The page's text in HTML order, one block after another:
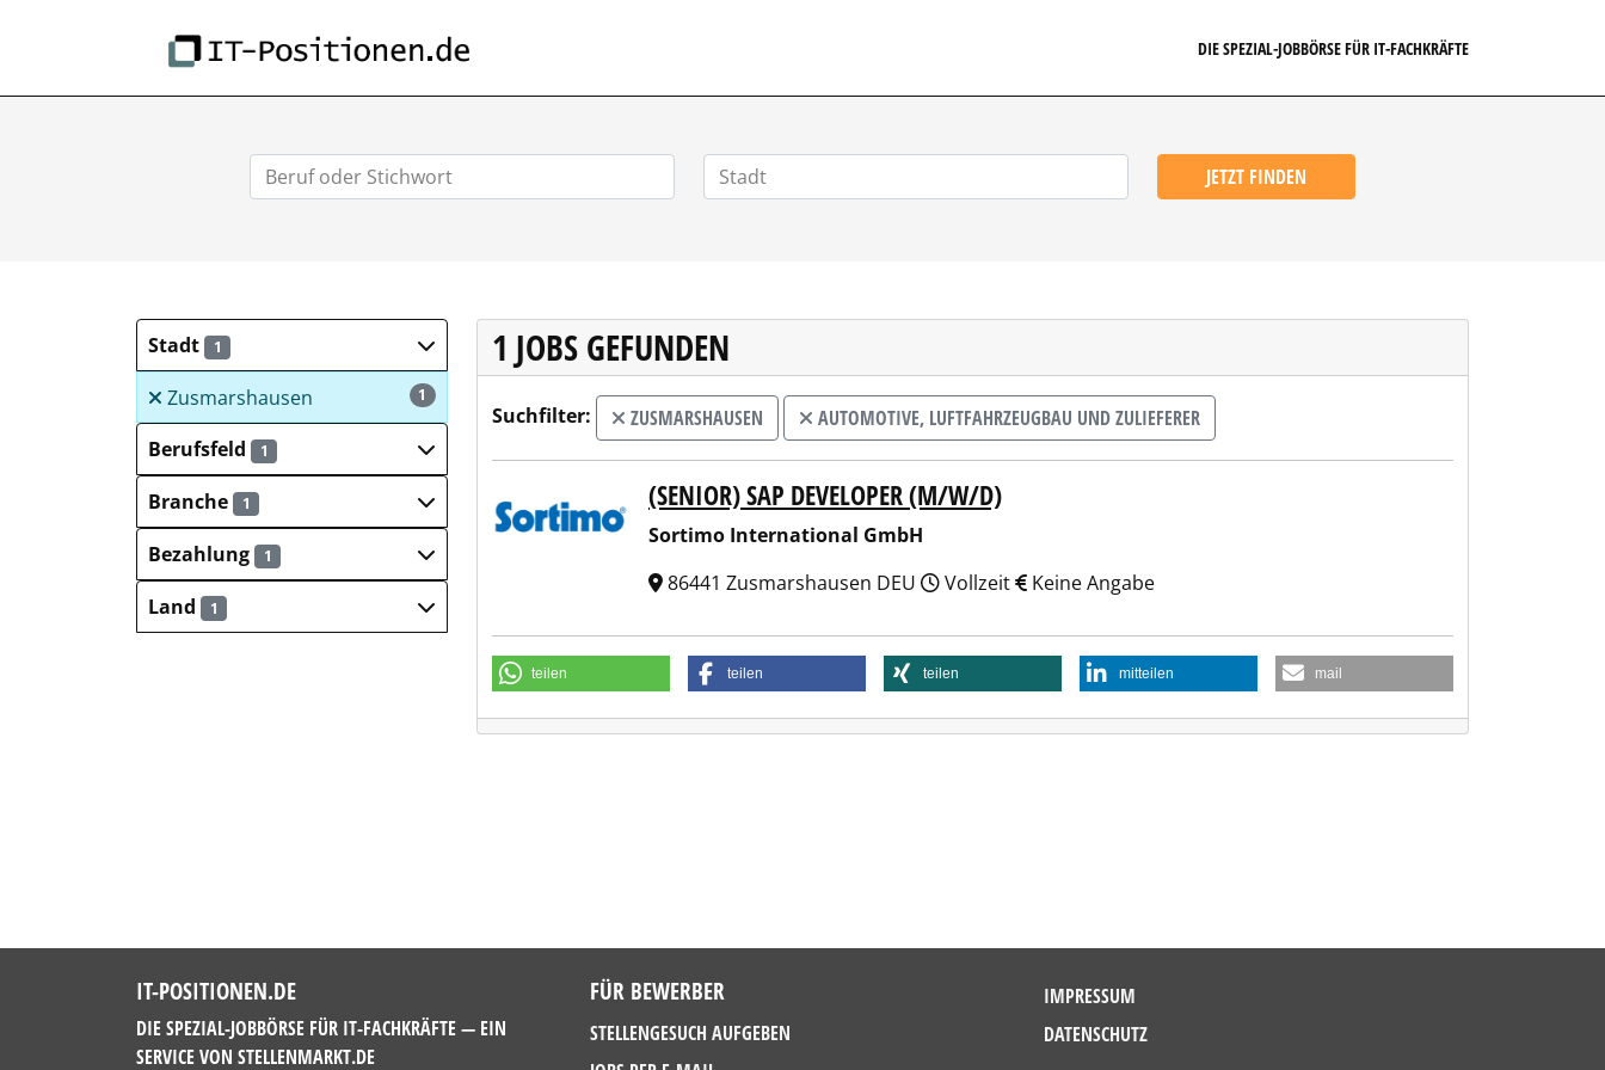
DIE SPEZIAL-JOBBÖRSE FÜR IT-FACHKRÄFTE
JETZT FINDEN
Stadt 1
1
Zusmarshausen
Berufsfeld
1
Branche 1
Bezahlung 1
Land 1
1 JOBS GEFUNDEN
Suchfilter: ZUSMARSHAUSEN AUTOMOTIVE, LUFTFAHRZEUGBAU UND ZULIEFERER
Sortimo International GmbH(SENIOR) SAP DEVELOPER (M/W/D)
Sortimo International GmbH
86441 Zusmarshausen DEU
Vollzeit Keine Angabe
teilen teilen teilen mitteilen mail
IT-POSITIONEN.DE
DIE SPEZIAL-JOBBÖRSE FÜR IT-FACHKRÄFTE — EIN
SERVICE VON STELLENMARKT.DE
FÜR BEWERBER
STELLENGESUCH AUFGEBEN
IMPRESSUM
DATENSCHUTZ